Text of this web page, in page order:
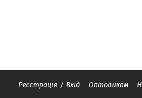
Реєстрація / Вхід Оптовикам